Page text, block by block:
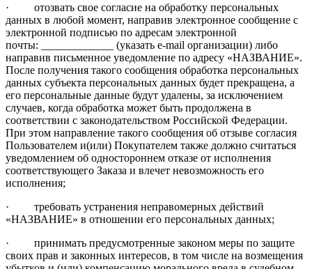
·
отозвать свое согласие на обработку персональных
данных в любой момент, направив электронное сообщение с
электронной подписью по адресам электронной
почты: _____________ (указать e-mail организации) либо
направив письменное уведомление по адресу «НАЗВАНИЕ».
После получения такого сообщения обработка персональных
данных субъекта персональных данных будет прекращена, а
его персональные данные будут удалены, за исключением
случаев, когда обработка может быть продолжена в
соответствии с законодательством Российской Федерации.
При этом направление такого сообщения об отзыве согласия
Пользователем и(или) Покупателем также должно считаться
уведомлением об одностороннем отказе от исполнения
соответствующего Заказа и влечет невозможность его
исполнения;
·
требовать устранения неправомерных действий
«НАЗВАНИЕ» в отношении его персональных данных;
·
принимать предусмотренные законом меры по защите
своих прав и законных интересов, в том числе на возмещения